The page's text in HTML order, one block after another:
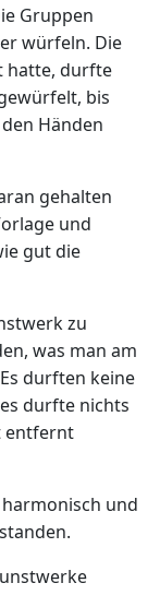
Gruppen
würfeln. Die
hatte, durfte
bis
Händen
gehalten
und
gut die
zu
was man am
durften keine
durfte nichts
entfernt
und